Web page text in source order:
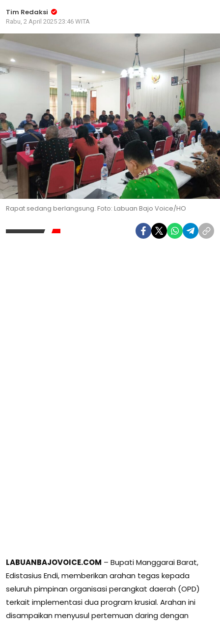
Tim Redaksi
Rabu, 2 April 2025 23:46 WITA
Rapat sedang berlangsung. Foto: Labuan Bajo Voice/HO
LABUANBAJOVOICE.COM – Bupati Manggarai Barat,
Edistasius Endi, memberikan arahan tegas kepada
seluruh pimpinan organisasi perangkat daerah (OPD)
terkait implementasi dua program krusial. Arahan ini
disampaikan menyusul pertemuan daring dengan